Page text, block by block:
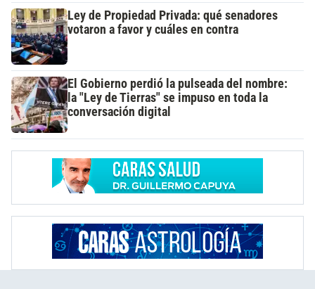
Ley de Propiedad Privada: qué senadores
votaron a favor y cuáles en contra
El Gobierno perdió la pulseada del nombre:
la "Ley de Tierras" se impuso en toda la
conversación digital